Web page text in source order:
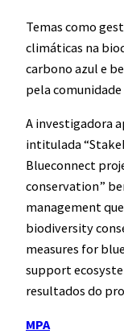
Temas como
climáticas na
carbono azul e
pela
A investigadora
intitulada
Blueconnect
conservation”
management
biodiversity
measures for
support
resultados do
MPA